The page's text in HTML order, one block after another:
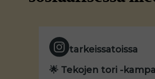
tarkeissatoissa
🌟 Tekojen tori -